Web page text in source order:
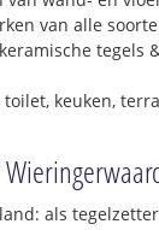
van alle
tegels
keuken,
als